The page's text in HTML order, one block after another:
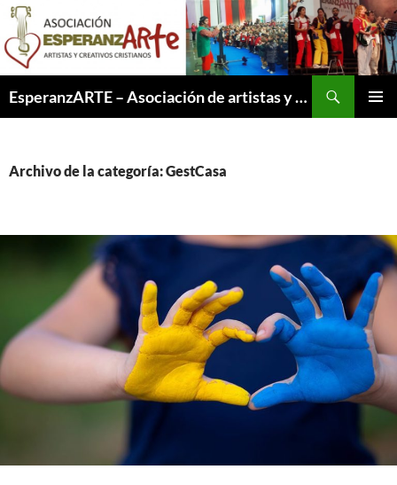
Saltar
contenido
EsperanzARTE – Asociación de artistas y creativos cristianos
Archivo de la categoría: GestCasa